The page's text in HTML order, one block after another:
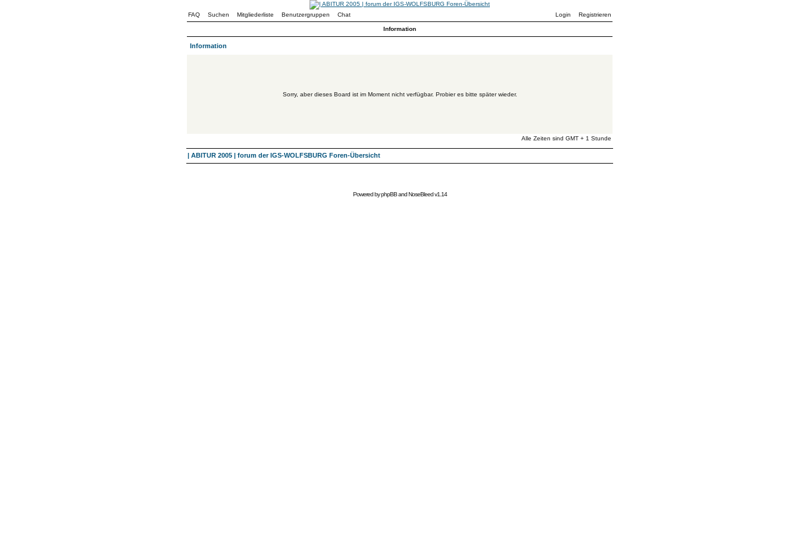
FAQ Suchen Mitgliederliste Benutzergruppen Chat Login Registrieren
Information
Information
Sorry, aber dieses Board ist im Moment nicht verfügbar. Probier es bitte später wieder.
Alle Zeiten sind GMT + 1 Stunde
| ABITUR 2005 | forum der IGS-WOLFSBURG Foren-Übersicht
Powered byphpBBandNoseBleedv1.14